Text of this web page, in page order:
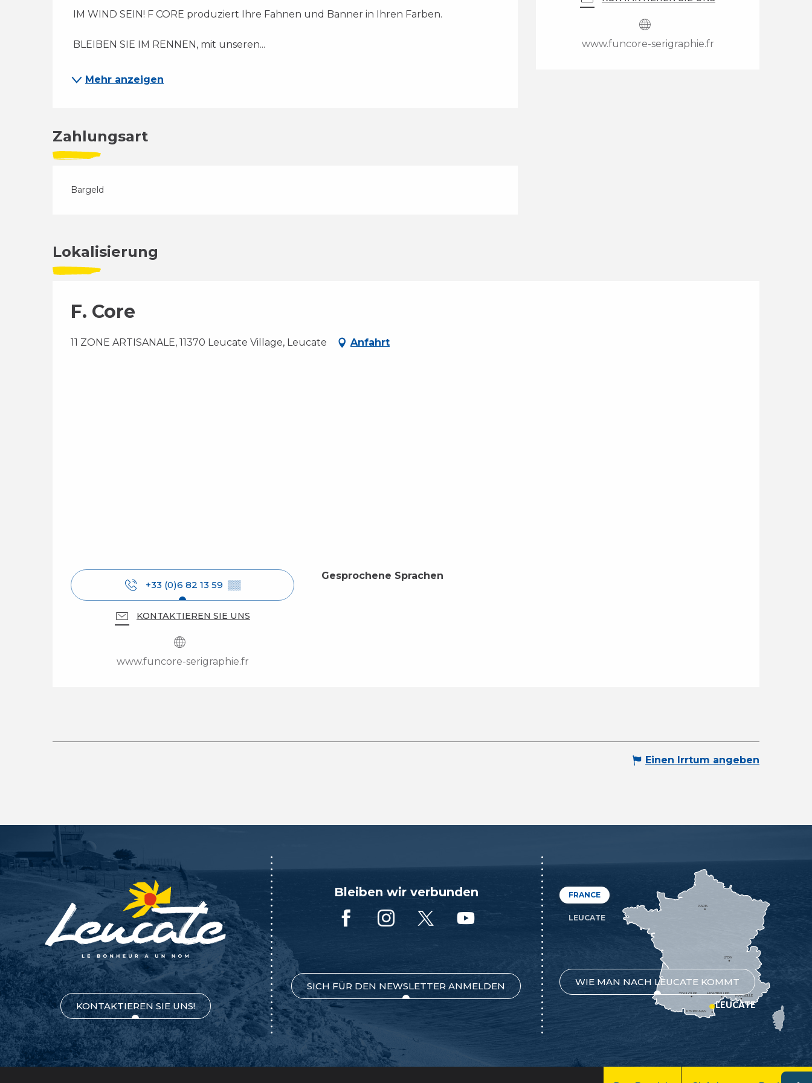
www.funcore-serigraphie.fr
IM WIND SEIN! F CORE produziert Ihre Fahnen und Banner in Ihren Farben.
BLEIBEN SIE IM RENNEN, mit unseren...
Mehr anzeigen
Zahlungsart
Bargeld
Lokalisierung
F. Core
11 ZONE ARTISANALE, 11370 Leucate Village, Leucate Anfahrt
+33 (0)6 82 13 59 ▒▒
KONTAKTIEREN SIE UNS
www.funcore-serigraphie.fr
Gesprochene Sprachen
Gesprochene Sprachen
Einen Irrtum angeben
KONTAKTIEREN SIE UNS!
Bleiben wir verbunden
SICH FÜR DEN NEWSLETTER ANMELDEN
FRANCE
LEUCATE
WIE MAN NACH LEUCATE KOMMT
MONTPELLIER
PERPIGNAN
MARSEILLE
TOULOUSE
LYON
PARIS
LEUCATE